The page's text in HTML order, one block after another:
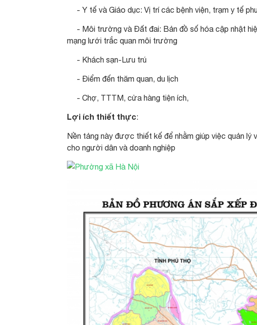
- Y tế và Giáo dục: Vị trí các bệnh viện, trạm y tế
- Môi trường và Đất đai: Bản đồ số hóa cập nhật
mạng lưới trắc quan môi trường
- Khách sạn-Lưu trú
- Điểm đến thăm quan, du lịch
- Chợ, TTTM, cửa hàng tiện ích,
Lợi ích thiết thực:
Nền tảng này được thiết kế để nhằm giúp việc quản
cho người dân và doanh nghiệp